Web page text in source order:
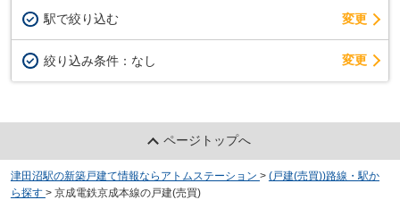
駅で絞り込む 変更
絞り込み条件： なし 変更
ページトップへ
津田沼駅の新築戸建て情報ならアトムステーション > (戸建(売買))路線・駅か
ら探す > 京成電鉄京成本線の戸建(売買)